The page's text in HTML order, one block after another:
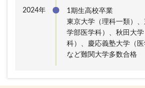
2024年
1期生高校卒業
東京大学（理科一類）
学部医学科）、秋田大
科）、慶応義塾大学（医
など難関大学多数合格